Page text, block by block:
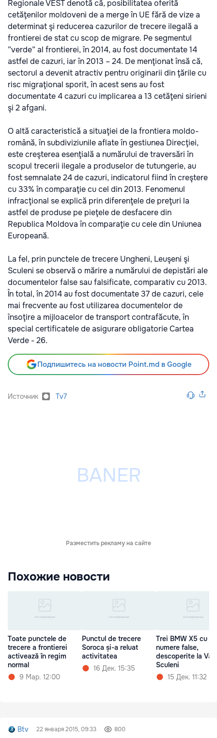
Regionale VEST denotă că, posibilitatea oferită
cetăţenilor moldoveni de a merge în UE fără de vize a
determinat şi reducerea cazurilor de trecere ilegală a
frontierei de stat cu scop de migrare. Pe segmentul
”verde” al frontierei, în 2014, au fost documentate 14
astfel de cazuri, iar în 2013 – 24. De menţionat însă că,
sectorul a devenit atractiv pentru originarii din ţările cu
risc migraţional sporit, în acest sens au fost
documentate 4 cazuri cu implicarea a 13 cetăţeni sirieni
şi 2 afgani.
O altă caracteristică a situaţiei de la frontiera moldo-
română, în subdiviziunile aflate în gestiunea Direcţiei,
este creşterea esenţială a numărului de traversări în
scopul trecerii ilegale a produselor de tutungerie, au
fost semnalate 24 de cazuri, indicatorul fiind în creştere
cu 33% în comparaţie cu cel din 2013. Fenomenul
infracţional se explică prin diferenţele de preţuri la
astfel de produse pe pieţele de desfacere din
Republica Moldova în comparaţie cu cele din Uniunea
Europeană.
La fel, prin punctele de trecere Ungheni, Leuşeni şi
Sculeni se observă o mărire a numărului de depistări ale
documentelor false sau falsificate, comparativ cu 2013.
În total, în 2014 au fost documentate 37 de cazuri, cele
mai frecvente au fost utilizarea documentelor de
însoţire a mijloacelor de transport contrafăcute, în
special certificatele de asigurare obligatorie Cartea
Verde - 26.
Подпишитесь на новости Point.md в Google
Источник Tv7
Разместить рекламу на сайте
Похожие новости
Toate punctele de
trecere a frontierei
activează în regim
normal
9 Мар. 12:00
Punctul de trecere
Soroca și-a reluat
activitatea
16 Дек. 15:35
Trei BMW X5 cu
numere false,
descoperite la
Sculeni
15 Дек. 11:32
Btv 22 января 2015, 09:33 800